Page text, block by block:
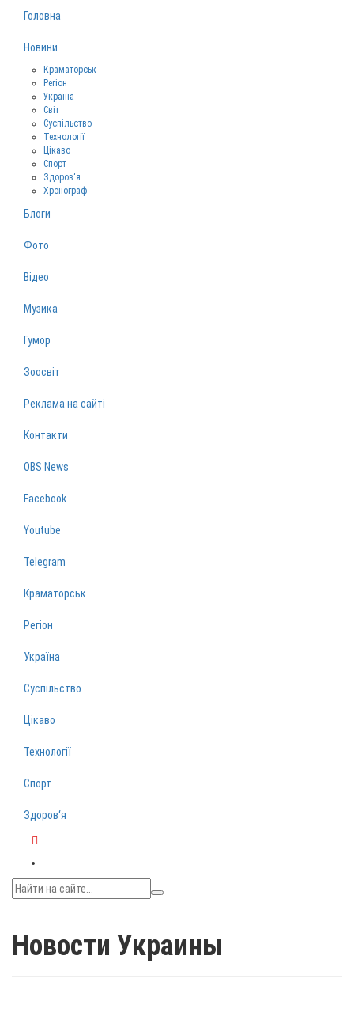
Головна
Новини
Краматорськ
Регіон
Україна
Світ
Суспільство
Технології
Цікаво
Спорт
Здоров‘я
Хронограф
Блоги
Фото
Відео
Музика
Гумор
Зоосвіт
Реклама на сайті
Контакти
OBS News
Facebook
Youtube
Telegram
Краматорськ
Регіон
Україна
Суспільство
Цікаво
Технології
Спорт
Здоров‘я
Новости Украины